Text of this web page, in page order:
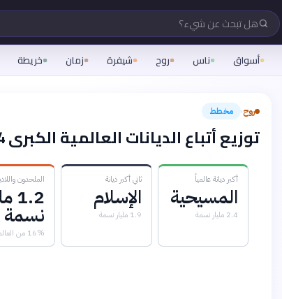
هل تبحث عن شيء؟
أسواق ناس روح شيفرة زمان خريطة
روح› مخطط
توزيع أتباع الديانات العالمية الكبرى 2024
أكبر ديانة عالمياً
المسيحية
2.4 مليار نسمة
ثاني أكبر ديانة
الإسلام
1.9 مليار نسمة
الملحدون
نسمة
16% من العالم